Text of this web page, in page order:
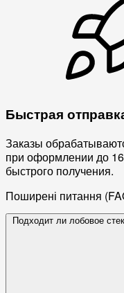
Быстрая
Заказы
при оформлении до
быстрого получения.
Поширені питання
Подходит ли лобовое